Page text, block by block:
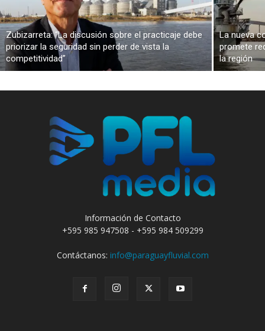
Zubizarreta: “La discusión sobre el practicaje debe
priorizar la seguridad sin perder de vista la
competitividad”
La nueva
promete
la región
Información de Contacto
+595 985 947508 - +595 984 509299
Contáctanos: info@paraguayfluvial.com